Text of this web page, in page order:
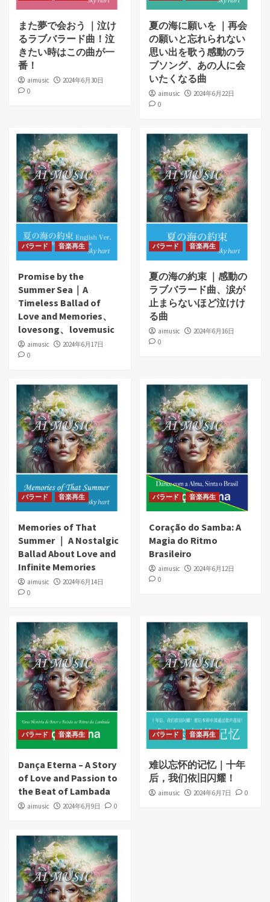
また夢で会おう ｜泣け
るラブバラード曲！泣
きたい時はこの曲が一
番！
aimusic
2024年6月30日
0
夏の海に願いを ｜再会
の願いと忘れられない
思い出を歌う感動のラ
ブソング、あの人に会
いたくなる曲
aimusic
2024年6月22日
0
バラード 音楽再生
Promise by the
Summer Sea｜A
Timeless Ballad of
Love and Memories、
lovesong、lovemusic
aimusic
2024年6月17日
0
バラード 音楽再生
夏の海の約束 ｜感動の
ラブバラード曲、涙が
止まらないほど泣けけ
る曲
aimusic
2024年6月16日
0
バラード 音楽再生
Memories of That
Summer ｜ A Nostalgic
Ballad About Love and
Infinite Memories
aimusic
2024年6月14日
0
バラード 音楽再生
Coração do Samba: A
Magia do Ritmo
Brasileiro
aimusic
2024年6月12日
0
バラード 音楽再生
Dança Eterna – A Story
of Love and Passion to
the Beat of Lambada
aimusic 2024年6月9日 0
バラード 音楽再生
难以忘怀的记忆｜十年
后，我们依旧闪耀！
aimusic 2024年6月7日 0